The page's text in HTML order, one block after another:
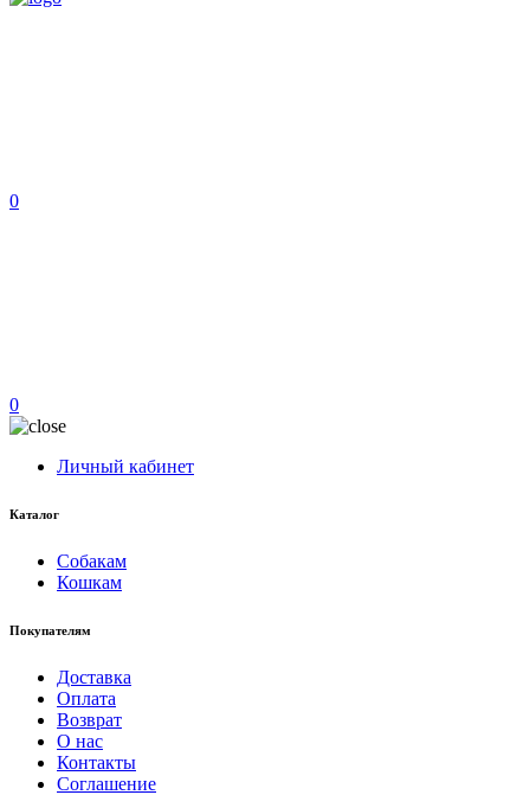
0
0
Личный кабинет
Каталог
Собакам
Кошкам
Покупателям
Доставка
Оплата
Возврат
О нас
Контакты
Соглашение